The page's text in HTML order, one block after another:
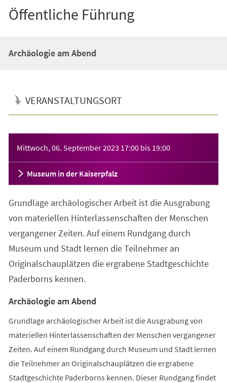
Öffentliche Führung
Archäologie am Abend
VERANSTALTUNGSORT
Mittwoch, 06. September 2023 17:00 bis 19:00
Museum in der Kaiserpfalz
Grundlage archäologischer Arbeit ist die Ausgrabung
von materiellen Hinterlassenschaften der Menschen
vergangener Zeiten. Auf einem Rundgang durch
Museum und Stadt lernen die Teilnehmer an
Originalschauplätzen die ergrabene Stadtgeschichte
Paderborns kennen.
Archäologie am Abend
Grundlage archäologischer Arbeit ist die Ausgrabung von
materiellen Hinterlassenschaften der Menschen vergangener
Zeiten. Auf einem Rundgang durch Museum und Stadt lernen
die Teilnehmer an Originalschauplätzen die ergrabene
Stadtgeschichte Paderborns kennen. Dieser Rundgang findet